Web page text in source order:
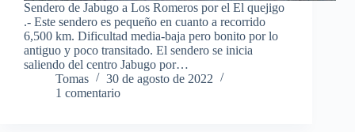
Sendero de Jabugo a Los Romeros por el El quejigo
.- Este sendero es pequeño en cuanto a recorrido
6,500 km. Dificultad media-baja pero bonito por lo
antiguo y poco transitado. El sendero se inicia
saliendo del centro Jabugo por…
Tomas
30 de agosto de 2022
1 comentario